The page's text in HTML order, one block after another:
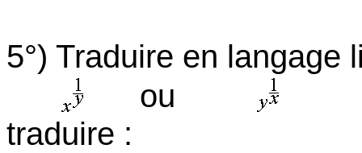
5°) Traduire en langage
ou
traduire :